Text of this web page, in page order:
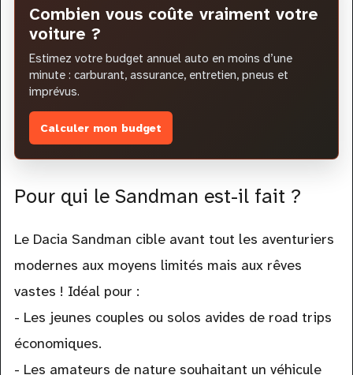
Combien vous coûte vraiment votre
voiture ?
Estimez votre budget annuel auto en moins d’une
minute : carburant, assurance, entretien, pneus et
imprévus.
Calculer mon budget
Pour qui le Sandman est-il fait ?
Le Dacia Sandman cible avant tout les aventuriers
modernes aux moyens limités mais aux rêves
vastes ! Idéal pour :
- Les jeunes couples ou solos avides de road trips
économiques.
- Les amateurs de nature souhaitant un véhicule